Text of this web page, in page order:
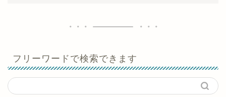
フリーワードで検索できます